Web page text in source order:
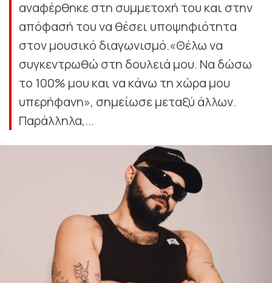
αναφέρθηκε στη συμμετοχή του και στην
απόφασή του να θέσει υποψηφιότητα
στον μουσικό διαγωνισμό.«Θέλω να
συγκεντρωθώ στη δουλειά μου. Να δώσω
το 100% μου και να κάνω τη χώρα μου
υπερήφανη», σημείωσε μεταξύ άλλων.
Παράλληλα,...